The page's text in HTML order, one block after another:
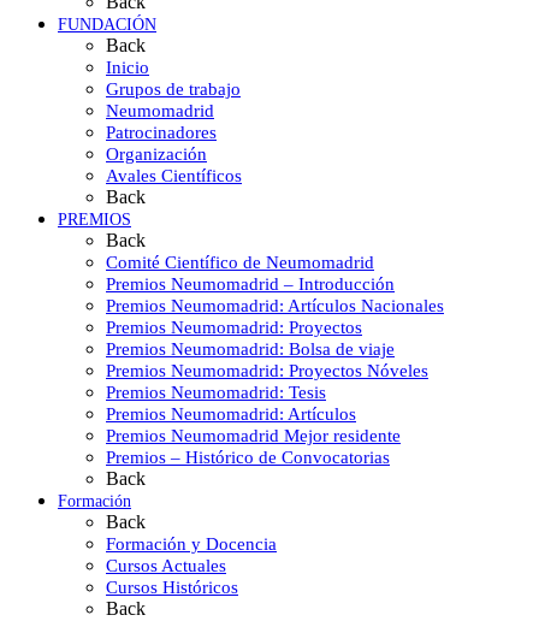
FUNDACIÓN
Back
Inicio
Grupos de trabajo
Neumomadrid
Patrocinadores
Organización
Avales Científicos
Back
PREMIOS
Back
Comité Científico de Neumomadrid
Premios Neumomadrid – Introducción
Premios Neumomadrid: Artículos Nacionales
Premios Neumomadrid: Proyectos
Premios Neumomadrid: Bolsa de viaje
Premios Neumomadrid: Proyectos Nóveles
Premios Neumomadrid: Tesis
Premios Neumomadrid: Artículos
Premios Neumomadrid Mejor residente
Premios – Histórico de Convocatorias
Back
Formación
Back
Formación y Docencia
Cursos Actuales
Cursos Históricos
Back